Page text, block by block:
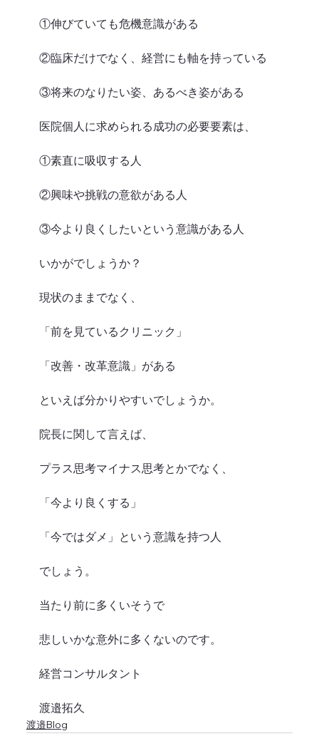
①伸びていても危機意識がある
②臨床だけでなく、経営にも軸を持っている
③将来のなりたい姿、あるべき姿がある
医院個人に求められる成功の必要要素は、
①素直に吸収する人
②興味や挑戦の意欲がある人
③今より良くしたいという意識がある人
いかがでしょうか？
現状のままでなく、
「前を見ているクリニック」
「改善・改革意識」がある
といえば分かりやすいでしょうか。
院長に関して言えば、
プラス思考マイナス思考とかでなく、
「今より良くする」
「今ではダメ」という意識を持つ人
でしょう。
当たり前に多くいそうで
悲しいかな意外に多くないのです。
経営コンサルタント
渡邉拓久
渡邉Blog